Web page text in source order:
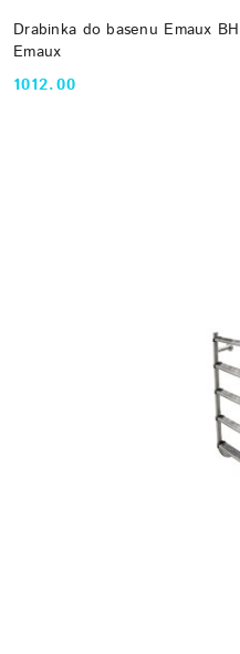
Drabinka do basenu Emaux
Emaux
Cena:
1012.00